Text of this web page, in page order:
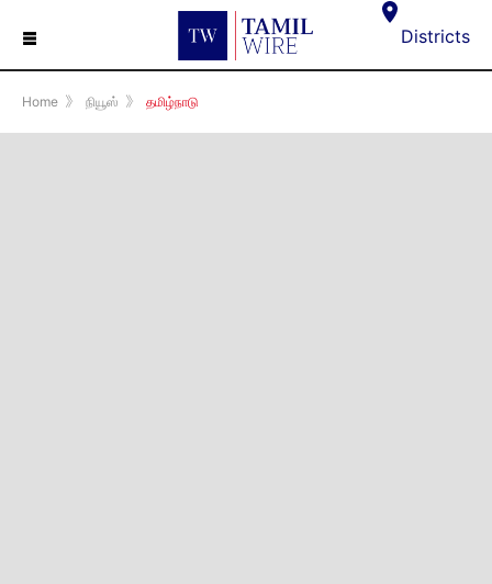
☰ Districts
Home 》 நியூஸ் 》 தமிழ்நாடு